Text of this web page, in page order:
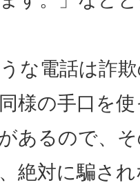
な電話は詐
様の手口を
あるので、
絶対に騙さ